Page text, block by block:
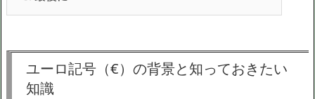
ユーロ記号（€）の背景と知っておきたい
知識